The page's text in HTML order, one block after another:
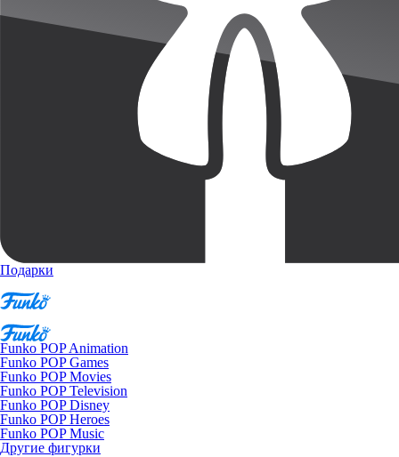
Подарки
Funko POP Animation
Funko POP Games
Funko POP Movies
Funko POP Television
Funko POP Disney
Funko POP Heroes
Funko POP Music
Другие фигурки